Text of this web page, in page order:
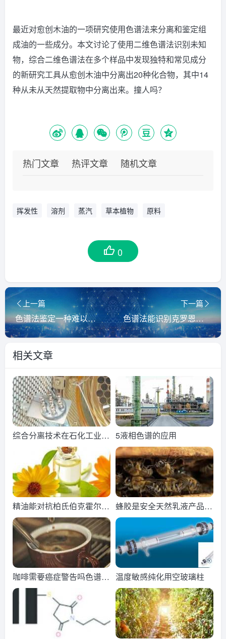
最近对愈创木油的一项研究使用色谱法来分离和鉴定组
成油的一些成分。本文讨论了使用二维色谱法识别未知
物，综合二维色谱法在多个样品中发现独特和常见成分
的新研究工具从愈创木油中分离出20种化合物，其中14
种从未从天然提取物中分离出来。撞人吗？
热门文章 热评文章 随机文章
挥发性 溶剂 蒸汽 草本植物 原料
0
上一篇
色谱法鉴定一种难以捉摸的天然蓝色食品
下一篇
色谱法能识别克罗恩病的生物标志物吗？
相关文章
综合分离技术在石化工业中 5液相色谱的应用
精油能对抗柏氏伯克霍尔德
菌复合物吗？
蜂胶是安全天然乳液产品的
关键吗色谱法探索
咖啡需要癌症警告吗色谱法
研究
温度敏感纯化用空玻璃柱